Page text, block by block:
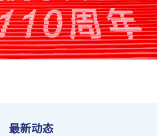
最新动态